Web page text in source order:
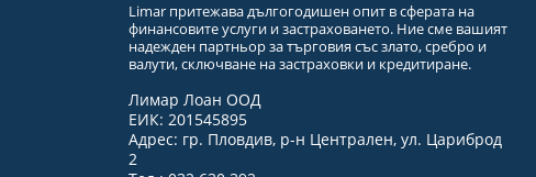
Limar притежава дългогодишен опит в сферата на
финансовите услуги и застраховането. Ние сме вашият
надежден партньор за търговия със злато, сребро и
валути, сключване на застраховки и кредитиране.
Лимар Лоан ООД
ЕИК: 201545895
Адрес: гр. Пловдив, р-н Централен, ул. Цариброд
2